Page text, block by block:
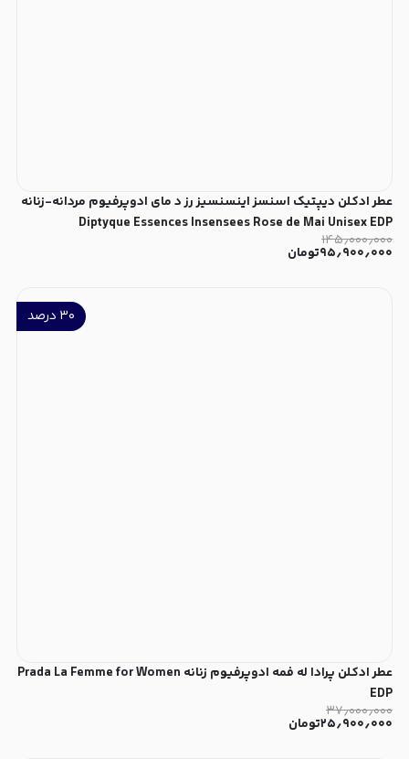
عطر ادکلن دیپتیک اسنسز اینسنسیز رز د مای ادوپرفیوم مردانه-زنانه
Diptyque Essences Insensees Rose de Mai Unisex EDP
۱۴۵٫۰۰۰٫۰۰۰
۹۵٫۹۰۰٫۰۰۰تومان
۳۰ درصد
عطر ادکلن پرادا له فمه ادوپرفیوم زنانه Prada La Femme for Women
EDP
۳۷٫۰۰۰٫۰۰۰
۲۵٫۹۰۰٫۰۰۰تومان